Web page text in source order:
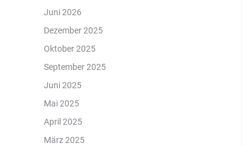
Juni 2026
Dezember 2025
Oktober 2025
September 2025
Juni 2025
Mai 2025
April 2025
März 2025